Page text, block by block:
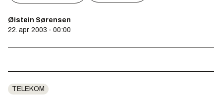
Øistein Sørensen
22. apr. 2003 - 00:00
TELEKOM